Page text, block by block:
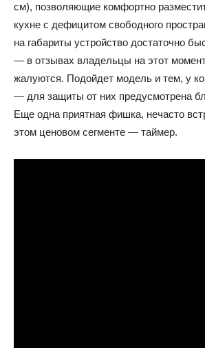
см), позволяющие комфортно
кухне с дефицитом свободного
на габариты устройство достаточно
— в отзывах владельцы на этот
жалуются. Подойдет модель и тем, у
— для защиты от них предусмотрена
Еще одна приятная фишка, нечасто
этом ценовом сегменте — таймер.